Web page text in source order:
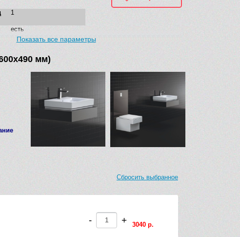
1
есть
современная
задняя сторона
глазурованная
Показать все параметры
мм)
Сбросить выбранное
- + 3040 р.